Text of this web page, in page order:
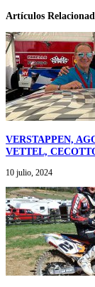
Artículos
VERSTAPPEN,
VETTEL,
10 julio, 2024